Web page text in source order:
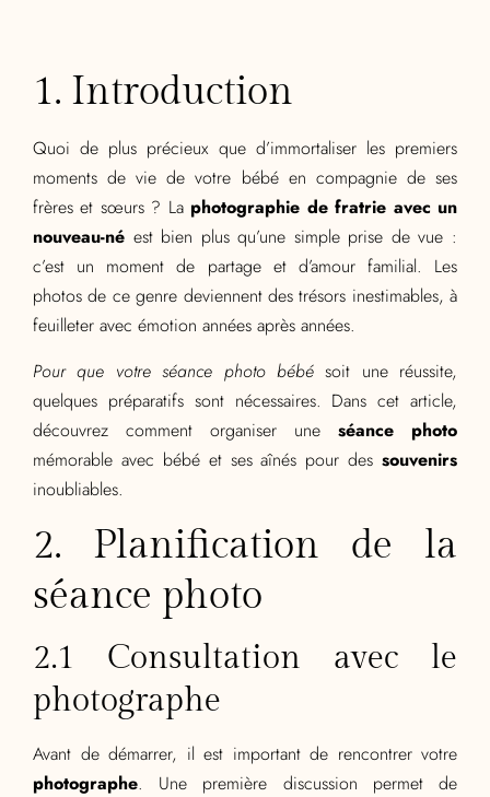
1. Introduction
Quoi de plus précieux que d’immortaliser les premiers
moments de vie de votre bébé en compagnie de ses
frères et sœurs ? La photographie de fratrie avec un
nouveau-né est bien plus qu’une simple prise de vue :
c’est un moment de partage et d’amour familial. Les
photos de ce genre deviennent des trésors inestimables, à
feuilleter avec émotion années après années.
Pour que votre séance photo bébésoit une réussite,
quelques préparatifs sont nécessaires. Dans cet article,
découvrez comment organiser une séance photo
mémorable avec bébé et ses aînés pour des souvenirs
inoubliables.
2. Planification de la
séance photo
2.1 Consultation avec le
photographe
Avant de démarrer, il est important de rencontrer votre
photographe. Une première discussion permet de